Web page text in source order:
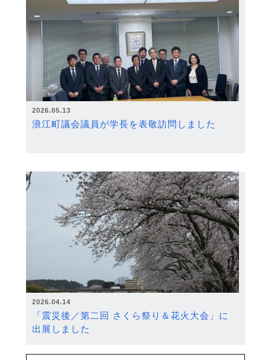
2026.05.13
浪江町議会議員が学長を表敬訪問しました
2026.04.14
「震災後／第二回 さくら祭り＆花火大会」に
出展しました